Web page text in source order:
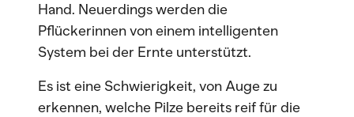
Hand. Neuerdings werden die
Pflückerinnen von einem intelligenten
System bei der Ernte unterstützt.
Es ist eine Schwierigkeit, von Auge zu
erkennen, welche Pilze bereits reif für die